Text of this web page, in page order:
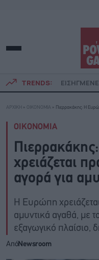
TRENDS:
ΑΡΧΙΚΗ » ΟΙΚΟΝΟΜΙΑ » Πιερρακάκης: Η
ΟΙΚΟΝΟΜΙΑ
χρειάζεται
αγορά για
Η Ευρώπη
αμυντικά αγαθά, με
εξαγωγικό
ΑπόNewsroom